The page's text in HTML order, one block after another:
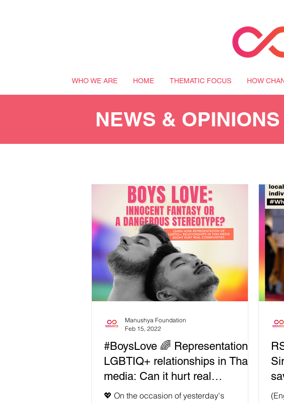
WHO WE ARE HOME THEMATIC FOCUS HOW
NEWS & OPINIONS
#BoysLove 🌈 Representation of
LGBTIQ+ relationships in Thai
media: Can it hurt real
communities?
💖 On the occasion of yesterday's
Manushya Foundation
Feb 15, 2022